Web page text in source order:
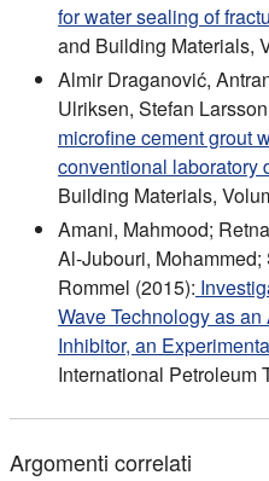
for water sealing of
and Building Materials,
Almir Draganović,
Ulriksen, Stefan
microfine cement grout
conventional laboratory
Building Materials,
Amani, Mahmood;
Al-Jubouri,
Rommel (2015):
Wave Technology as
Inhibitor, an
International Petroleum
Argomenti correlati